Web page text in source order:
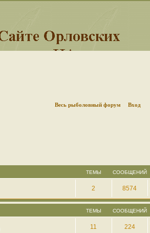
Весь рыболовный форум Вход
ТЕМЫ СООБЩЕНИЙ
2 8574
ТЕМЫ СООБЩЕНИЙ
11 224